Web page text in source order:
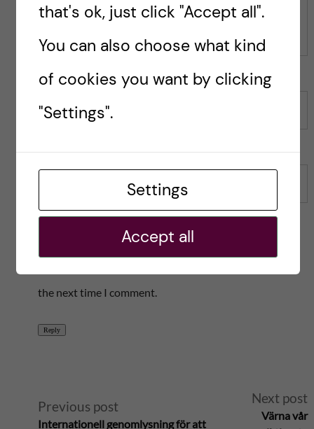
t
s
Name
Save my name, email, and website in this browser for
the next time I comment.
Reply
Previous post
Internationell genomlysning för att
Next post
Värna vår
that's ok, just click "Accept all".
You can also choose what kind
of cookies you want by clicking
"Settings".
Settings
Accept all